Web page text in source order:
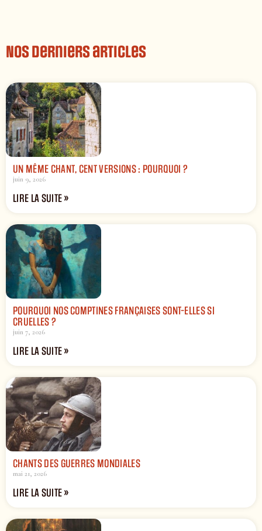
Nos derniers articles
UN MÊME CHANT, CENT VERSIONS : POURQUOI ?
juin 9, 2026
LIRE LA SUITE »
POURQUOI NOS COMPTINES FRANÇAISES SONT-ELLES SI
CRUELLES ?
juin 7, 2026
LIRE LA SUITE »
CHANTS DES GUERRES MONDIALES
mai 21, 2026
LIRE LA SUITE »